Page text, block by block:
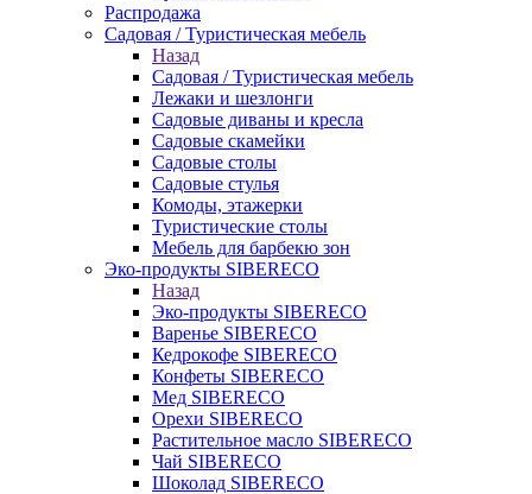
Распродажа
Садовая / Туристическая мебель
Назад
Садовая / Туристическая мебель
Лежаки и шезлонги
Садовые диваны и кресла
Садовые скамейки
Садовые столы
Садовые стулья
Комоды, этажерки
Туристические столы
Мебель для барбекю зон
Эко-продукты SIBERECO
Назад
Эко-продукты SIBERECO
Варенье SIBERECO
Кедрокофе SIBERECO
Конфеты SIBERECO
Мед SIBERECO
Орехи SIBERECO
Растительное масло SIBERECO
Чай SIBERECO
Шоколад SIBERECO